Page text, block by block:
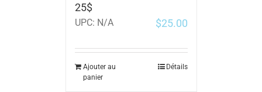
25$
UPC: N/A $25.00
Ajouter au
panier
Détails